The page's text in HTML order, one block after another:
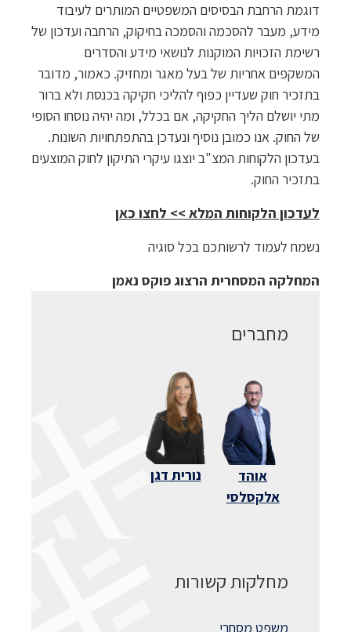
דוגמת הרחבת הבסיסים המשפטיים המותרים לעיבוד
מידע, מעבר להסכמה והסמכה בחיקוק, הרחבה ועדכון של
רשימת הזכויות המוקנות לנושאי מידע והסדרים
המשקפים אחריות של בעל מאגר ומחזיק. כאמור, מדובר
בתזכיר חוק שעדיין כפוף להליכי חקיקה בכנסת ולא ברור
מתי יושלם הליך החקיקה, אם בכלל, ומה יהיה נוסחו הסופי
של החוק. אנו כמובן נוסיף ונעדכן בהתפתחויות השונות.
בעדכון הלקוחות המצ"ב יוצגו עיקרי התיקון לחוק המוצעים
בתזכיר החוק.
לעדכון הלקוחות המלא >> לחצו כאן
נשמח לעמוד לרשותכם בכל סוגיה
המחלקה המסחרית הרצוג פוקס נאמן
מחברים
אוהד
אלקסלסי
נורית דגן
מחלקות קשורות
משפט מסחרי